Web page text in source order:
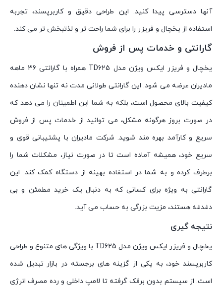
آنها دسترسی پیدا کنید. این طراحی دقیق و کاربرپسند، تجربه
استفاده از یخچال و فریزر را برای شما راحت تر و لذتبخش تر می کند.
گارانتی و خدمات پس از فروش
یخچال و فریزر ایکس ویژن مدل TD625 همراه با گارانتی 36 ماهه
مادیران عرضه می شود. این گارانتی طولانی مدت نه تنها نشان دهنده
کیفیت بالای محصول است، بلکه به شما این اطمینان را می دهد که
در صورت بروز هرگونه مشکل، می توانید از خدمات پس از فروش
سریع و کارآمد بهره مند شوید. شرکت مادیران با پشتیبانی قوی و
سریع خود، همیشه آماده است تا در صورت نیاز، مشکلات شما را
برطرف کرده و به شما در استفاده بهینه از دستگاه کمک کند. این
گارانتی به ویژه برای کسانی که به دنبال یک خرید مطمئن و بی
دغدغه هستند، مزیت بزرگی به حساب می آید.
نتیجه گیری
یخچال و فریزر ایکس ویژن مدل TD625 با ویژگی های متنوع و طراحی
کاربرپسند خود، به یکی از گزینه های برجسته در بازار تبدیل شده
است. از سیستم بدون برفک گرفته تا لامپ داخلی و رده مصرف انرژی